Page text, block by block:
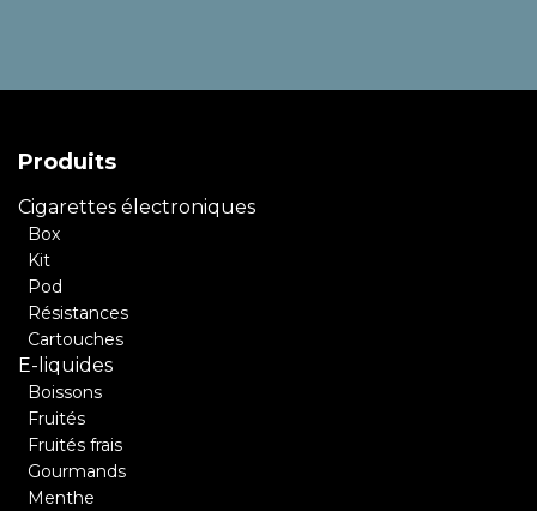
Produits
Cigarettes électroniques
Box
Kit
Pod
Résistances
Cartouches
E-liquides
Boissons
Fruités
Fruités frais
Gourmands
Menthe